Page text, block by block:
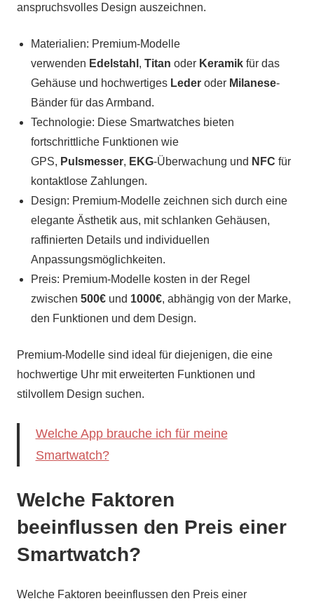
anspruchsvolles Design auszeichnen.
Materialien: Premium-Modelle
verwenden Edelstahl , Titan oder Keramik für das
Gehäuse und hochwertiges Leder oder Milanese-
Bänder für das Armband.
Technologie: Diese Smartwatches bieten
fortschrittliche Funktionen wie
GPS, Pulsmesser, EKG-Überwachung und NFC für
kontaktlose Zahlungen.
Design: Premium-Modelle zeichnen sich durch eine
elegante Ästhetik aus, mit schlanken Gehäusen,
raffinierten Details und individuellen
Anpassungsmöglichkeiten.
Preis: Premium-Modelle kosten in der Regel
zwischen 500€ und 1000€, abhängig von der Marke,
den Funktionen und dem Design.
Premium-Modelle sind ideal für diejenigen, die eine
hochwertige Uhr mit erweiterten Funktionen und
stilvollem Design suchen.
Welche App brauche ich für meine
Smartwatch?
Welche Faktoren
beeinflussen den Preis einer
Smartwatch?
Welche Faktoren beeinflussen den Preis einer